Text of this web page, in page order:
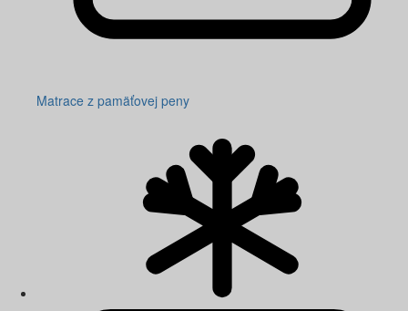
Matrace z pamäťovej peny